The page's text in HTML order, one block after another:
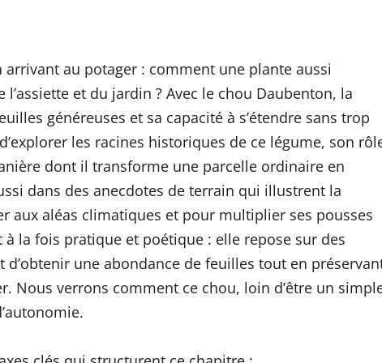
au potager : comment une plante aussi
et du jardin ? Avec le chou Daubenton, la
généreuses et sa capacité à s’étendre sans trop
les racines historiques de ce légume, son
dont il transforme une parcelle ordinaire en
dans des anecdotes de terrain qui illustrent la
aux aléas climatiques et pour multiplier ses pousses
la fois pratique et poétique : elle repose sur des
une abondance de feuilles tout en
Nous verrons comment ce chou, loin d’être un